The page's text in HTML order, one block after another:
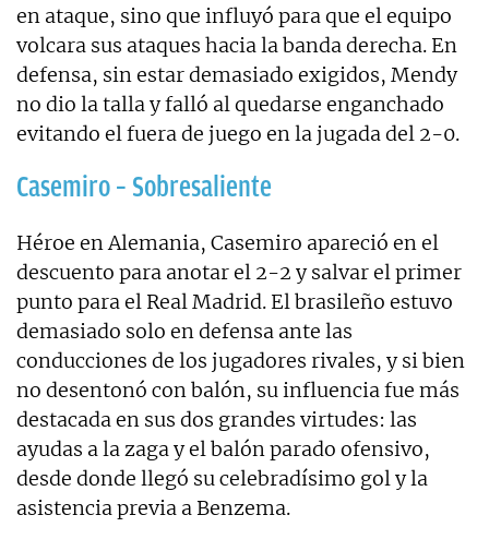
en ataque, sino que influyó para que el equipo
volcara sus ataques hacia la banda derecha. En
defensa, sin estar demasiado exigidos, Mendy
no dio la talla y falló al quedarse enganchado
evitando el fuera de juego en la jugada del 2-0.
Casemiro – Sobresaliente
Héroe en Alemania, Casemiro apareció en el
descuento para anotar el 2-2 y salvar el primer
punto para el Real Madrid. El brasileño estuvo
demasiado solo en defensa ante las
conducciones de los jugadores rivales, y si bien
no desentonó con balón, su influencia fue más
destacada en sus dos grandes virtudes: las
ayudas a la zaga y el balón parado ofensivo,
desde donde llegó su celebradísimo gol y la
asistencia previa a Benzema.